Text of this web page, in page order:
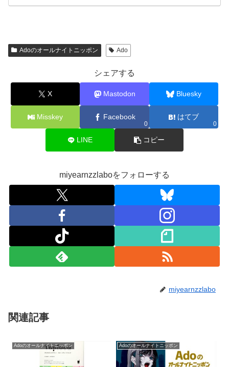
Adoのオールナイトニッポン Ado
シェアする
X Mastodon Bluesky
Misskey Facebook
0
はてブ
0
LINE コピー
miyearnzzlaboをフォローする
miyearnzzlabo
関連記事
Adoのオールナイトニッポン Adoのオールナイトニッポン